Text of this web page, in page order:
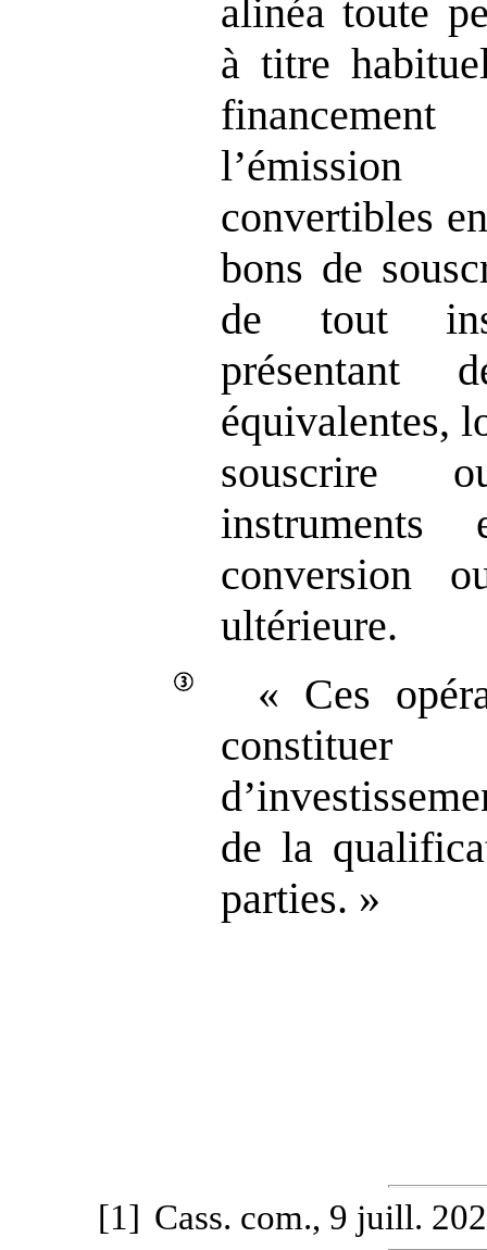
alinéa toute
à titre
l
convertibles
bons de
de tout
présentant
équivalentes,
souscrire
conversion
ultérieure.
« Ces
de la
parties. »
[1] Cass. com., 9 juill.